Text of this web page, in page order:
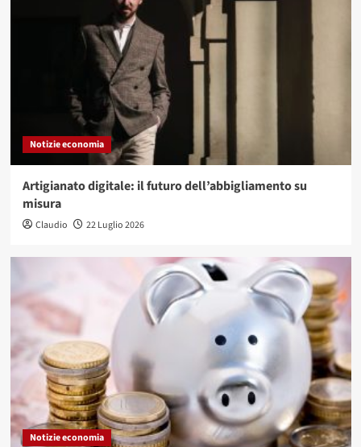
Notizie economia
Artigianato digitale: il futuro dell’abbigliamento su
misura
Claudio 22 Luglio 2026
Notizie economia